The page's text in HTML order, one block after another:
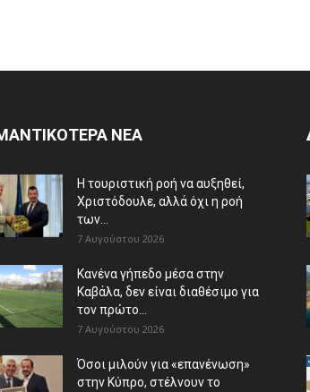
ΝΕΑ
Η τουριστική ροή να αυξηθεί,
Χριστόδουλε, αλλά όχι η ροή
των...
7 Αυγούστου 2026
Κανένα γήπεδο μέσα στην
Καβάλα, δεν είναι διαθέσιμο για
τον πρώτο...
7 Αυγούστου 2026
Όσοι μιλούν για «επανένωση»
στην Κύπρο, στέλνουν το